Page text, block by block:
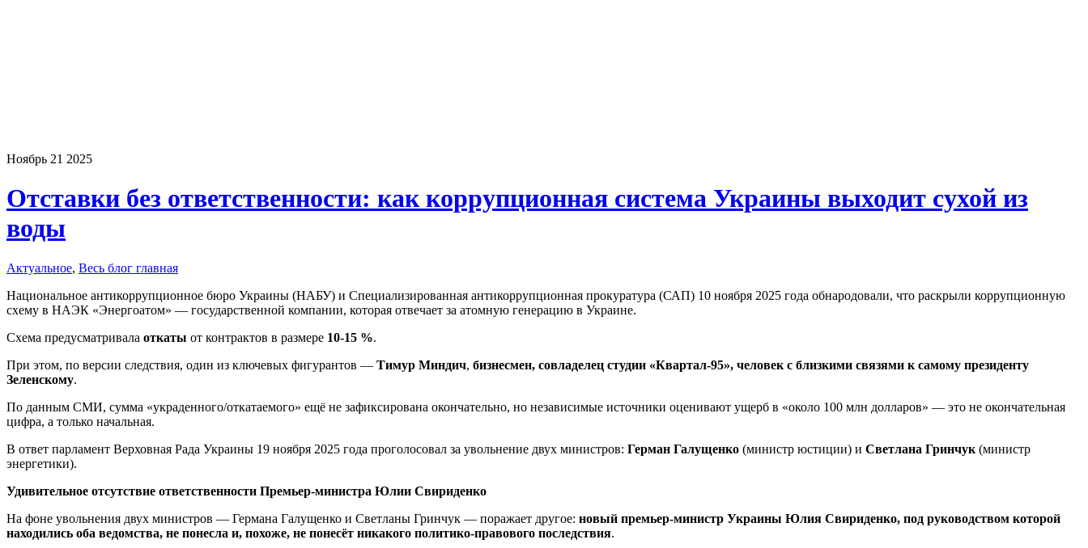
Ноябрь 21 2025
Отставки без ответственности: как коррупционная система Украины выходит сухой из
воды
Актуальное, Весь блог главная
Национальное антикоррупционное бюро Украины (НАБУ) и Специализированная антикоррупционная прокуратура (САП) 10 ноября 2025 года обнародовали, что раскрыли коррупционную
схему в НАЭК «Энергоатом» — государственной компании, которая отвечает за атомную генерацию в Украине.
Схема предусматривала откаты от контрактов в размере 10-15 %.
При этом, по версии следствия, один из ключевых фигурантов — Тимур Миндич, бизнесмен, совладелец студии «Квартал-95», человек с близкими связями к самому президенту
Зеленскому.
По данным СМИ, сумма «украденного/откатаемого» ещё не зафиксирована окончательно, но независимые источники оценивают ущерб в «около 100 млн долларов» — это не окончательная
цифра, а только начальная.
В ответ парламент Верховная Рада Украины 19 ноября 2025 года проголосовал за увольнение двух министров: Герман Галущенко (министр юстиции) и Светлана Гринчук (министр
энергетики).
Удивительное отсутствие ответственности Премьер-министра Юлии Свириденко
На фоне увольнения двух министров — Германа Галущенко и Светланы Гринчук — поражает другое: новый премьер-министр Украины Юлия Свириденко, под руководством которой
находились оба ведомства, не понесла и, похоже, не понесёт никакого политико-правового последствия.